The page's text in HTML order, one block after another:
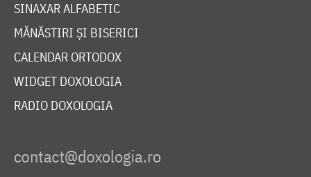
SINAXAR ALFABETIC
MĂNĂSTIRI ȘI BISERICI
CALENDAR ORTODOX
WIDGET DOXOLOGIA
RADIO DOXOLOGIA